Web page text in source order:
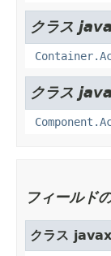
クラス
クラス
フィールド
クラス